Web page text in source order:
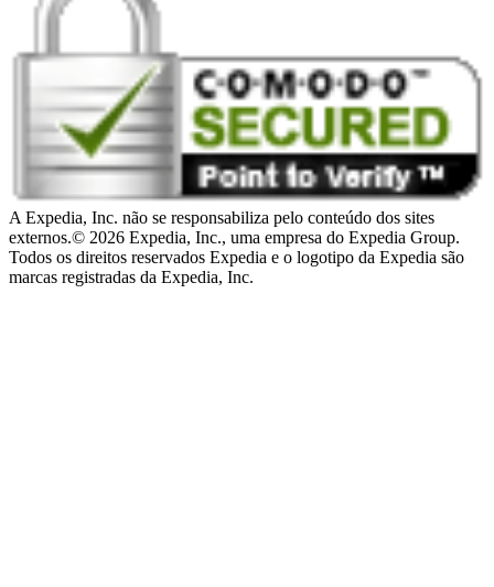
A Expedia, Inc. não se responsabiliza pelo conteúdo dos sites
externos.© 2026 Expedia, Inc., uma empresa do Expedia Group.
Todos os direitos reservados Expedia e o logotipo da Expedia são
marcas registradas da Expedia, Inc.